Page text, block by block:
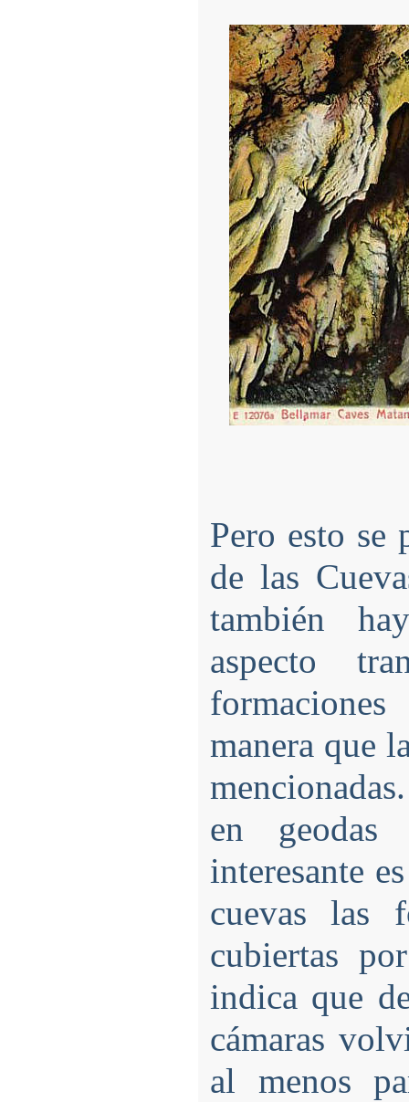
Pero esto se
de las
también
aspecto
manera que
en
interesante
cuevas las
cubiertas
indica que
cámaras
al menos